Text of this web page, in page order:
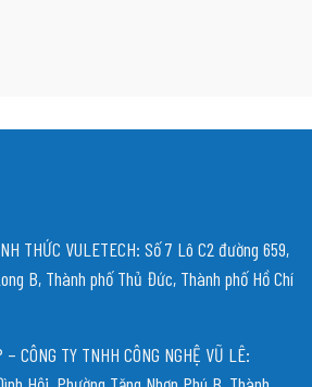
THỨC VULETECH: Số 7 Lô C2 đường 659,
B, Thành phố Thủ Đức, Thành phố Hồ Chí
– CÔNG TY TNHH CÔNG NGHỆ VŨ LÊ: